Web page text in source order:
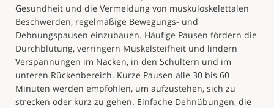
Gesundheit und die Vermeidung von muskuloskelettalen
Beschwerden, regelmäßige Bewegungs- und
Dehnungspausen einzubauen. Häufige Pausen fördern die
Durchblutung, verringern Muskelsteifheit und lindern
Verspannungen im Nacken, in den Schultern und im
unteren Rückenbereich. Kurze Pausen alle 30 bis 60
Minuten werden empfohlen, um aufzustehen, sich zu
strecken oder kurz zu gehen. Einfache Dehnübungen, die